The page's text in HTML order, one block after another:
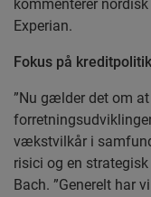
kommenterer
Experian.
Fokus på kreditpolitik
”Nu gælder det om
vækstvilkår i
risici og en
Bach. ”Generelt har